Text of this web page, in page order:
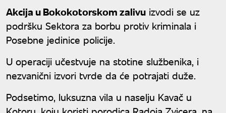
Akcija u Bokokotorskom zalivu izvodi se uz
podršku Sektora za borbu protiv kriminala i
Posebne jedinice policije.
U operaciji učestvuje na stotine službenika, i
nezvanični izvori tvrde da će potrajati duže.
Podsetimo, luksuzna vila u naselju Kavač u